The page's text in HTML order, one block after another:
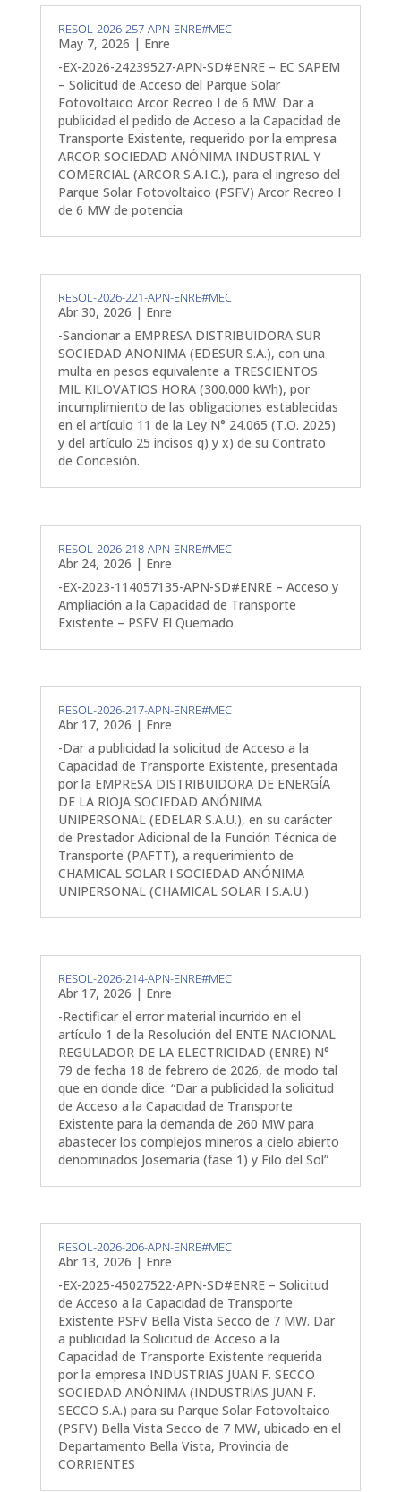
RESOL-2026-257-APN-ENRE#MEC
May 7, 2026 | Enre
-EX-2026-24239527-APN-SD#ENRE – EC SAPEM
– Solicitud de Acceso del Parque Solar
Fotovoltaico Arcor Recreo I de 6 MW. Dar a
publicidad el pedido de Acceso a la Capacidad de
Transporte Existente, requerido por la empresa
ARCOR SOCIEDAD ANÓNIMA INDUSTRIAL Y
COMERCIAL (ARCOR S.A.I.C.), para el ingreso del
Parque Solar Fotovoltaico (PSFV) Arcor Recreo I
de 6 MW de potencia
RESOL-2026-221-APN-ENRE#MEC
Abr 30, 2026 | Enre
-Sancionar a EMPRESA DISTRIBUIDORA SUR
SOCIEDAD ANONIMA (EDESUR S.A.), con una
multa en pesos equivalente a TRESCIENTOS
MIL KILOVATIOS HORA (300.000 kWh), por
incumplimiento de las obligaciones establecidas
en el artículo 11 de la Ley N° 24.065 (T.O. 2025)
y del artículo 25 incisos q) y x) de su Contrato
de Concesión.
RESOL-2026-218-APN-ENRE#MEC
Abr 24, 2026 | Enre
-EX-2023-114057135-APN-SD#ENRE – Acceso y
Ampliación a la Capacidad de Transporte
Existente – PSFV El Quemado.
RESOL-2026-217-APN-ENRE#MEC
Abr 17, 2026 | Enre
-Dar a publicidad la solicitud de Acceso a la
Capacidad de Transporte Existente, presentada
por la EMPRESA DISTRIBUIDORA DE ENERGÍA
DE LA RIOJA SOCIEDAD ANÓNIMA
UNIPERSONAL (EDELAR S.A.U.), en su carácter
de Prestador Adicional de la Función Técnica de
Transporte (PAFTT), a requerimiento de
CHAMICAL SOLAR I SOCIEDAD ANÓNIMA
UNIPERSONAL (CHAMICAL SOLAR I S.A.U.)
RESOL-2026-214-APN-ENRE#MEC
Abr 17, 2026 | Enre
-Rectificar el error material incurrido en el
artículo 1 de la Resolución del ENTE NACIONAL
REGULADOR DE LA ELECTRICIDAD (ENRE) N°
79 de fecha 18 de febrero de 2026, de modo tal
que en donde dice: “Dar a publicidad la solicitud
de Acceso a la Capacidad de Transporte
Existente para la demanda de 260 MW para
abastecer los complejos mineros a cielo abierto
denominados Josemaría (fase 1) y Filo del Sol”
RESOL-2026-206-APN-ENRE#MEC
Abr 13, 2026 | Enre
-EX-2025-45027522-APN-SD#ENRE – Solicitud
de Acceso a la Capacidad de Transporte
Existente PSFV Bella Vista Secco de 7 MW. Dar
a publicidad la Solicitud de Acceso a la
Capacidad de Transporte Existente requerida
por la empresa INDUSTRIAS JUAN F. SECCO
SOCIEDAD ANÓNIMA (INDUSTRIAS JUAN F.
SECCO S.A.) para su Parque Solar Fotovoltaico
(PSFV) Bella Vista Secco de 7 MW, ubicado en el
Departamento Bella Vista, Provincia de
CORRIENTES